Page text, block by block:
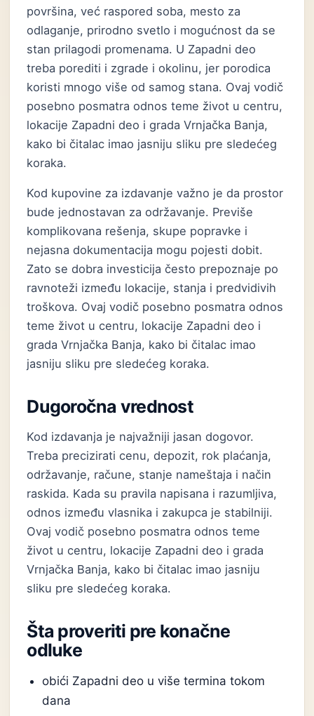
površina, već raspored soba, mesto za
odlaganje, prirodno svetlo i mogućnost da se
stan prilagodi promenama. U Zapadni deo
treba porediti i zgrade i okolinu, jer porodica
koristi mnogo više od samog stana. Ovaj vodič
posebno posmatra odnos teme život u centru,
lokacije Zapadni deo i grada Vrnjačka Banja,
kako bi čitalac imao jasniju sliku pre sledećeg
koraka.
Kod kupovine za izdavanje važno je da prostor
bude jednostavan za održavanje. Previše
komplikovana rešenja, skupe popravke i
nejasna dokumentacija mogu pojesti dobit.
Zato se dobra investicija često prepoznaje po
ravnoteži između lokacije, stanja i predvidivih
troškova. Ovaj vodič posebno posmatra odnos
teme život u centru, lokacije Zapadni deo i
grada Vrnjačka Banja, kako bi čitalac imao
jasniju sliku pre sledećeg koraka.
Dugoročna vrednost
Kod izdavanja je najvažniji jasan dogovor.
Treba precizirati cenu, depozit, rok plaćanja,
održavanje, račune, stanje nameštaja i način
raskida. Kada su pravila napisana i razumljiva,
odnos između vlasnika i zakupca je stabilniji.
Ovaj vodič posebno posmatra odnos teme
život u centru, lokacije Zapadni deo i grada
Vrnjačka Banja, kako bi čitalac imao jasniju
sliku pre sledećeg koraka.
Šta proveriti pre konačne
odluke
obići Zapadni deo u više termina tokom
dana